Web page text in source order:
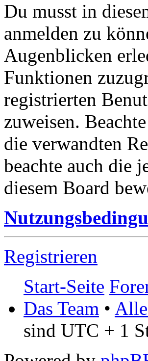
Du musst in
anmelden zu
Augenblicken
Funktionen
registrierten
zuweisen.
die verwandten
beachte auch die
diesem Board
Registrieren
Start-Seite
Das Team •
sind UTC + 1